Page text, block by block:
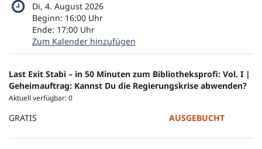
Di, 4. August 2026
Beginn: 16:00 Uhr
Ende: 17:00 Uhr
Zum Kalender hinzufügen
Produkte
Unkategorisierte
Produkte
Last Exit Stabi – in 50 Minuten zum Bibliotheksprofi: Vol. I |
Geheimauftrag: Kannst Du die Regierungskrise abwenden?
Aktuell verfügbar: 0
GRATIS AUSGEBUCHT